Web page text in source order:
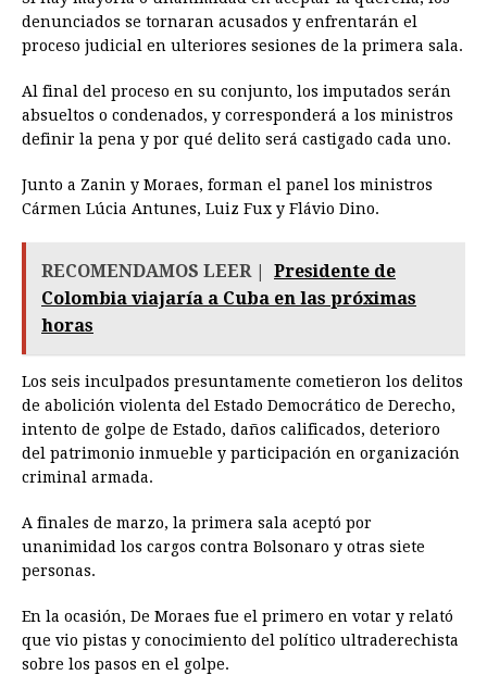
denunciados se tornaran acusados y enfrentarán el
proceso judicial en ulteriores sesiones de la primera sala.
Al final del proceso en su conjunto, los imputados serán
absueltos o condenados, y corresponderá a los ministros
definir la pena y por qué delito será castigado cada uno.
Junto a Zanin y Moraes, forman el panel los ministros
Cármen Lúcia Antunes, Luiz Fux y Flávio Dino.
RECOMENDAMOS LEER |
Presidente de
Colombia viajaría a Cuba en las próximas
horas
Los seis inculpados presuntamente cometieron los delitos
de abolición violenta del Estado Democrático de Derecho,
intento de golpe de Estado, daños calificados, deterioro
del patrimonio inmueble y participación en organización
criminal armada.
A finales de marzo, la primera sala aceptó por
unanimidad los cargos contra Bolsonaro y otras siete
personas.
En la ocasión, De Moraes fue el primero en votar y relató
que vio pistas y conocimiento del político ultraderechista
sobre los pasos en el golpe.